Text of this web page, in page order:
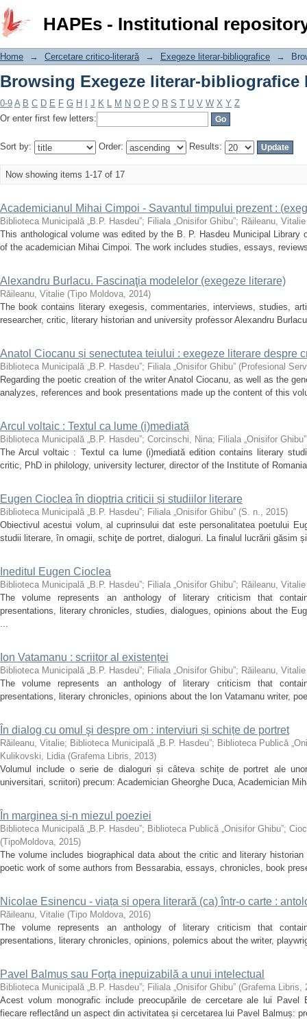
HAPEs - Institutional
Browsing Exegeze literar-bibliografice
Home → Cercetare critico-literară → Exegeze literar-bibliografice →
Browsing Exegeze literar-bibliografice
0-9 A B C D E F G H J K L M N O P Q R S T U V W X Y Z
Or enter first few letters:
Sort by: Order: Results:
Now showing items 1-17 of 17
Academicianul Mihai Cimpoi - Savantul timpului prezent :
Biblioteca Municipală „B.P. Hasdeu”; Filiala „Onisifor Ghibu”; Răileanu, Vitalie
This anthological volume was edited by the B. P. Hasdeu Municipal Library
of the academician Mihai Cimpoi. The work includes studies, essays,
Alexandru Burlacu. Fascinaţia modelelor (exegeze literare)
Răileanu, Vitalie (Tipo Moldova, 2014)
The book contains literary exegesis, commentaries, interviews, studies,
researcher, critic, literary historian and university professor Alexandru
Anatol Ciocanu și senectutea teiului : exegeze literare despre
Biblioteca Municipală „B.P. Hasdeu”; Filiala „Onisifor Ghibu” (Profesional
Regarding the poetic creation of the writer Anatol Ciocanu, as well as the
analyzes, references and book presentations made up the content of this
Arcul voltaic : Textul ca lume (i)mediată
Biblioteca Municipală „B.P. Hasdeu”; Corcinschi, Nina; Filiala „Onisifor Ghibu”
The Arcul voltaic : Textul ca lume (i)mediată edition contains literary
critic, PhD in philology, university lecturer, director of the Institute of
Eugen Cioclea în dioptria criticii și studiilor literare
Biblioteca Municipală „B.P. Hasdeu”; Filiala „Onisifor Ghibu” (S. n., 2015)
Obiectivul acestui volum, al cuprinsului dat este personalitatea poetului
studii literare, în omagii, schiţe de portret, dialoguri. La finalul lucrării găsim
Ineditul Eugen Cioclea
Biblioteca Municipală „B.P. Hasdeu”; Filiala „Onisifor Ghibu”; Răileanu, Vitalie
The volume represents an anthology of literary criticism that
presentations, literary chronicles, studies, dialogues, opinions about the
...
Ion Vatamanu : scriitor al existenței
Biblioteca Municipală „B.P. Hasdeu”; Filiala „Onisifor Ghibu”; Răileanu, Vitalie
The volume represents an anthology of literary criticism that
presentations, literary chronicles, opinions about the Ion Vatamanu writer,
În dialog cu omul şi despre om : interviuri și schițe de portret
Răileanu, Vitalie; Biblioteca Municipală „B.P. Hasdeu”; Biblioteca Publică
Kulikovski, Lidia (Grafema Libris, 2013)
Volumul include o serie de dialoguri și câteva schițe de portret ale
universitari, scriitori) precum: Academician Gheorghe Duca, Academician
În marginea și-n miezul poeziei
Biblioteca Municipală „B.P. Hasdeu”; Biblioteca Publică „Onisifor Ghibu”;
(TipoMoldova, 2015)
The volume includes biographical data about the critic and literary
poetic work of some authors from Bessarabia, essays, chronicles, book
Nicolae Esinencu - viața și opera literară (ca) într-o carte :
Răileanu, Vitalie (Tipo Moldova, 2016)
The volume represents an anthology of literary criticism that
presentations, literary chronicles, opinions, polemics about the writer,
Pavel Balmuș sau Forța inepuizabilă a unui intelectual
Biblioteca Municipală „B.P. Hasdeu”; Filiala „Onisifor Ghibu” (Grafema Libris,
Acest volum monografic include preocupările de cercetare ale lui Pavel
fiecare reflectând un aspect din activitatea și cercetarea lui Pavel Balmuș: